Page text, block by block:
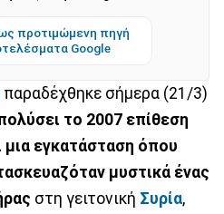
προτιμώμενη πηγή
Google
παραδέχθηκε σήμερα (21/3)
το 2007 επίθεση
μια εγκατάσταση όπου
μυστικά ένας
στη γειτονική Συρία,